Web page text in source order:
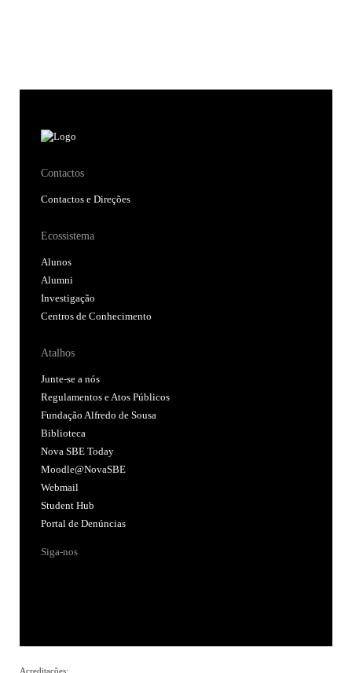
Contactos
Contactos e Direções
Ecossistema
Alunos
Alumni
Investigação
Centros de Conhecimento
Atalhos
Junte-se a nós
Regulamentos e Atos Públicos
Fundação Alfredo de Sousa
Biblioteca
Nova SBE Today
Moodle@NovaSBE
Webmail
Student Hub
Portal de Denúncias
Siga-nos
Acreditações: